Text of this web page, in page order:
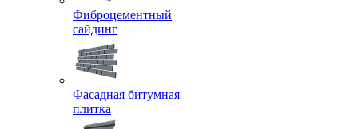
Фиброцементный
сайдинг
Фасадная битумная
плитка